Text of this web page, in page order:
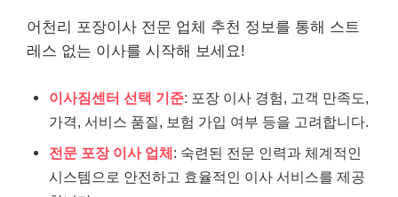
어천리 포장이사 전문 업체 추천 정보를 통해 스트
레스 없는 이사를 시작해 보세요!
이사짐센터 선택 기준: 포장 이사 경험, 고객 만족도,
가격, 서비스 품질, 보험 가입 여부 등을 고려합니다.
전문 포장 이사 업체: 숙련된 전문 인력과 체계적인
시스템으로 안전하고 효율적인 이사 서비스를 제공